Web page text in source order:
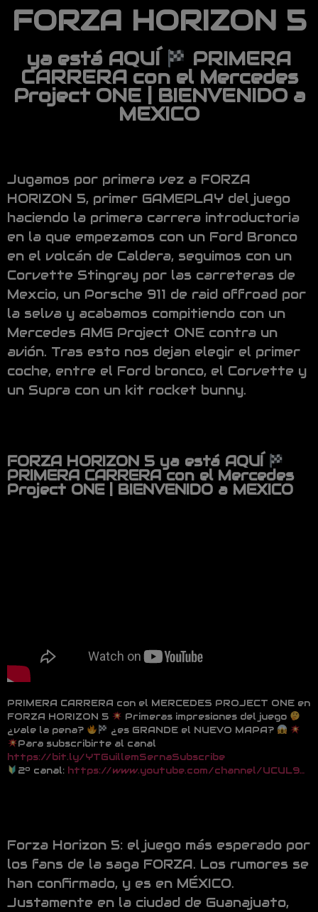
FORZA HORIZON 5
ya está AQUÍ PRIMERA
CARRERA con el Mercedes
Project ONE | BIENVENIDO a
MEXICO
Jugamos por primera vez a FORZA
HORIZON 5, primer GAMEPLAY del juego
haciendo la primera carrera introductoria
en la que empezamos con un Ford Bronco
en el volcán de Caldera, seguimos con un
Corvette Stingray por las carreteras de
Mexcio, un Porsche 911 de raid offroad por
la selva y acabamos compitiendo con un
Mercedes AMG Project ONE contra un
avión. Tras esto nos dejan elegir el primer
coche, entre el Ford bronco, el Corvette y
un Supra con un kit rocket bunny.
FORZA HORIZON 5 ya está AQUÍ
PRIMERA CARRERA con el Mercedes
Project ONE | BIENVENIDO a MEXICO
PRIMERA CARRERA con el MERCEDES PROJECT ONE en
FORZA HORIZON 5
Primeras impresiones del juego
¿vale la pena?
¿es GRANDE el NUEVO MAPA?
Para subscribirte al canal
https://bit.ly/YTGuillemSernaSubscribe
2º canal: https://www.youtube.com/channel/UCUL9…
Forza Horizon 5: el juego más esperado por
los fans de la saga FORZA. Los rumores se
han confirmado, y es en MÉXICO.
Justamente en la ciudad de Guanajuato,